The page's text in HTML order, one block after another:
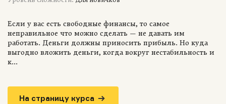
Если у вас есть свободные финансы, то самое
неправильное что можно сделать — не давать им
работать. Деньги должны приносить прибыль. Но куда
выгодно вложить деньги, когда вокруг нестабильность и
к...
На страницу курса